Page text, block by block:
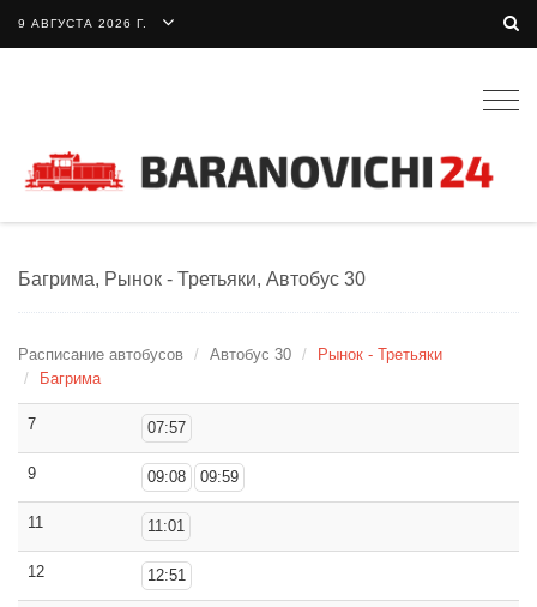
9 АВГУСТА 2026 Г.
Багрима, Рынок - Третьяки, Автобус 30
Расписание автобусов Автобус 30
Рынок - Третьяки
Багрима
7 07:57
9 09:08 09:59
11 11:01
12 12:51